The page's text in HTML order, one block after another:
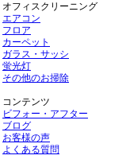
オフィスクリーニング
エアコン
フロア
カーペット
ガラス・サッシ
蛍光灯
その他のお掃除
コンテンツ
ビフォー・アフター
ブログ
お客様の声
よくある質問